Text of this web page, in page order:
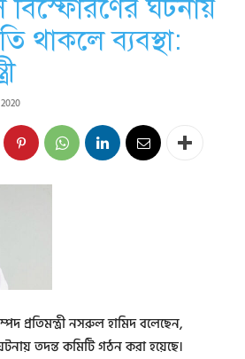
ঘটনায়
থাকলে ব্যবস্থা:
প্রতিমন্ত্রী নসরুল হামিদ বলেছেন,
তদন্ত কমিটি গঠন করা হয়েছে।